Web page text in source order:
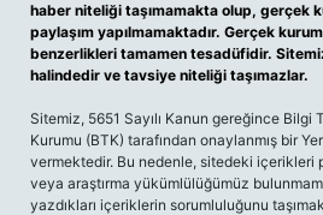
haber niteliği taşımamakta olup, gerçek
paylaşım yapılmamaktadır. Gerçek
benzerlikleri tamamen tesadüfidir.
halindedir ve tavsiye niteliği taşımazlar.
Sitemiz, 5651 Sayılı Kanun gereğince Bilgi
Kurumu (BTK) tarafından onaylanmış bir
vermektedir. Bu nedenle, sitedeki içerikleri
veya araştırma yükümlülüğümüz
yazdıkları içeriklerin sorumluluğunu